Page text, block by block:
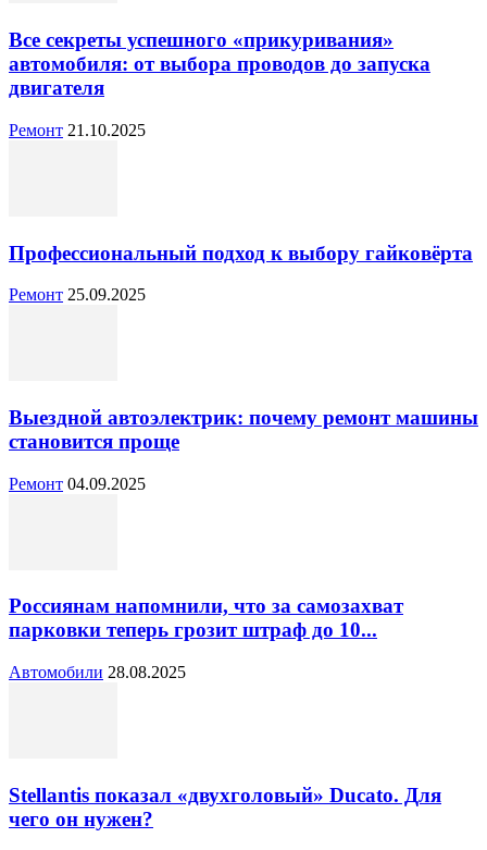
Все секреты успешного «прикуривания»
автомобиля: от выбора проводов до запуска
двигателя
Ремонт 21.10.2025
Профессиональный подход к выбору гайковёрта
Ремонт 25.09.2025
Выездной автоэлектрик: почему ремонт машины
становится проще
Ремонт 04.09.2025
Россиянам напомнили, что за самозахват
парковки теперь грозит штраф до 10...
Автомобили 28.08.2025
Stellantis показал «двухголовый» Ducato. Для
чего он нужен?